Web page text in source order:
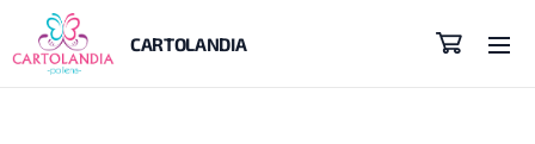
CARTOLANDIA